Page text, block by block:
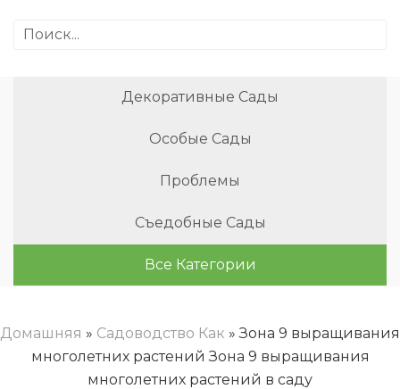
Декоративные Сады
Особые Сады
Проблемы
Съедобные Сады
Все Категории
Домашняя » Садоводство Как » Зона 9 выращивания
многолетних растений Зона 9 выращивания
многолетних растений в саду